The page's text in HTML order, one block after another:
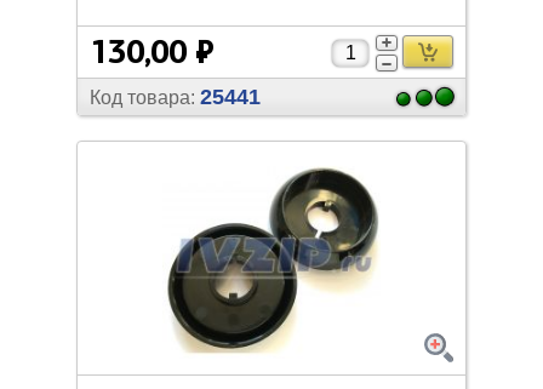
130,00 ₽
Код товара: 25441